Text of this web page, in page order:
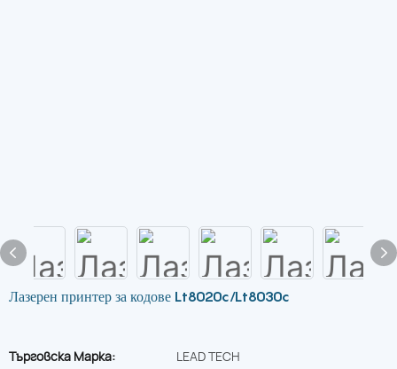
Лазерен принтер за кодове Lt8020c/Lt8030c
Търговска Марка:
LEAD TECH